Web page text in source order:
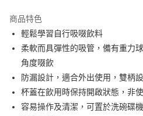
Apple Pay
街口支付
Google Pay
ATM付款
商品特色
輕鬆學習自行吸啜飲料
柔軟而具彈性的吸管，備有重力
角度啜飲
防漏設計，適合外出使用，雙柄
杯蓋在飲用時保持開啟狀態，非
容易操作及清潔，可置於洗碗碟